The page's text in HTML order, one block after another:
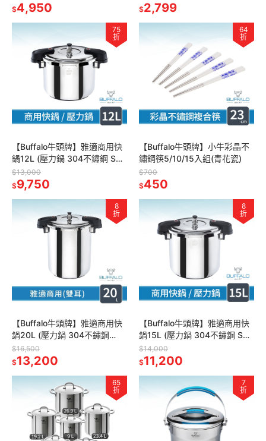
不鏽鋼)
$4,950
鋼)
$2,799
75
折
【Buffalo牛頭牌】雅適商用快
鍋12L (壓力鍋 304不鏽鋼 SGS
檢測安全無毒 電磁爐 IH爐 營業
用)
$13,000
$9,750
64
折
【Buffalo牛頭牌】小牛彩晶不
鏽鋼筷5/10/15入組(青花瓷)
$700
$450
8
折
【Buffalo牛頭牌】雅適商用快
鍋20L (壓力鍋 304不鏽鋼
SGS檢測安全無毒 電磁爐 IH爐
營業用)
$16,500
$13,200
8
折
【Buffalo牛頭牌】雅適商用快
鍋15L (壓力鍋 304不鏽鋼 SGS
檢測安全無毒 電磁爐 IH爐 營業
用)
$14,000
$11,200
65
折
7
折